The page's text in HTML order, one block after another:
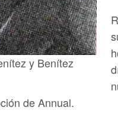
y Benítez
de Annual.